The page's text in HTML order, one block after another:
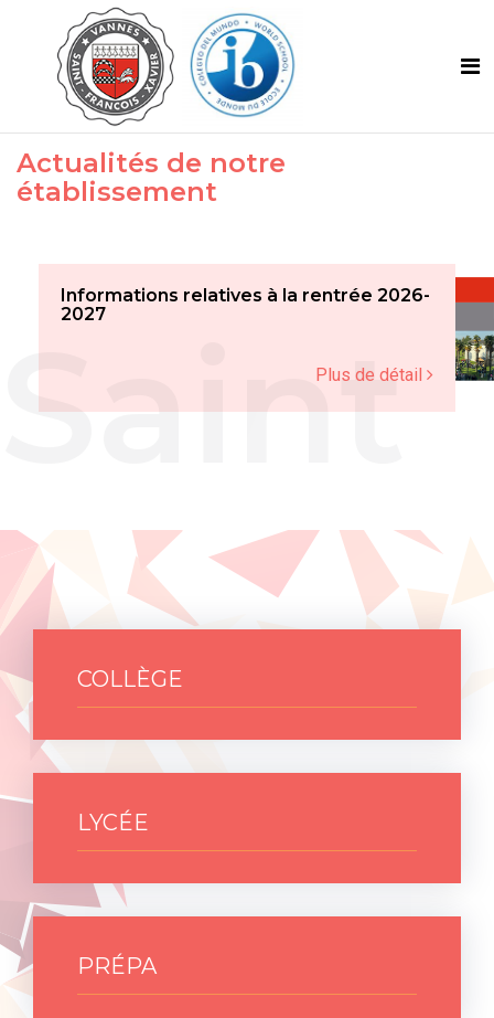
Actualités de notre
établissement
Informations relatives à la rentrée 2026-
2027
Plus de détail
COLLÈGE
LYCÉE
PRÉPA